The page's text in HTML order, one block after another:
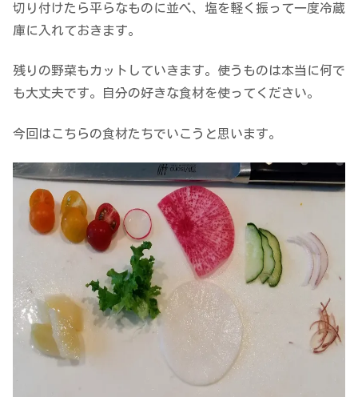
切り付けたら平らなものに並べ、塩を軽く振って一度冷蔵
庫に入れておきます。
残りの野菜もカットしていきます。使うものは本当に何で
も大丈夫です。自分の好きな食材を使ってください。
今回はこちらの食材たちでいこうと思います。